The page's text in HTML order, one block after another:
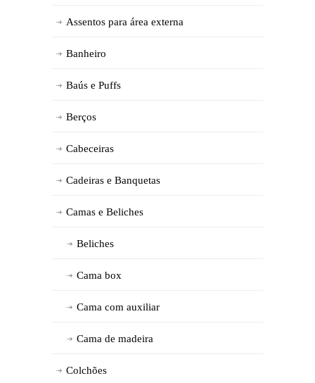
Assentos para área externa
Banheiro
Baús e Puffs
Berços
Cabeceiras
Cadeiras e Banquetas
Camas e Beliches
Beliches
Cama box
Cama com auxiliar
Cama de madeira
Colchões